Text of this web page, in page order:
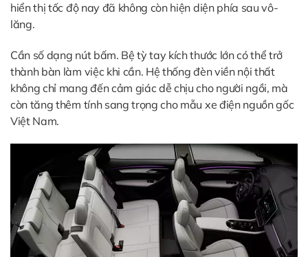
hiển thị tốc độ nay đã không còn hiện diện phía sau vô-
lăng.
Cần số dạng nút bấm. Bệ tỳ tay kích thước lớn có thể trở
thành bàn làm việc khi cần. Hệ thống đèn viền nội thất
không chỉ mang đến cảm giác dễ chịu cho người ngồi, mà
còn tăng thêm tính sang trọng cho mẫu xe điện nguồn gốc
Việt Nam.